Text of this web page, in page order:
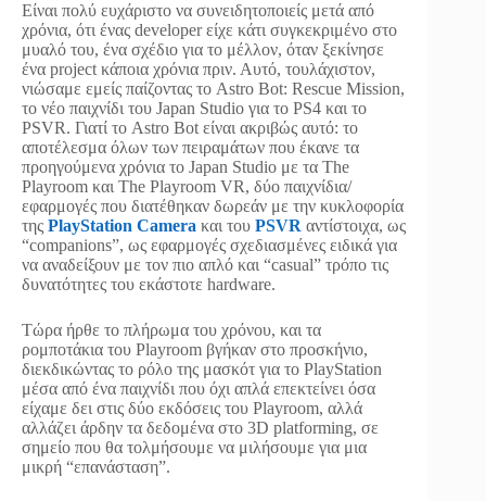
Είναι πολύ ευχάριστο να συνειδητοποιείς μετά από
χρόνια, ότι ένας developer είχε κάτι συγκεκριμένο στο
μυαλό του, ένα σχέδιο για το μέλλον, όταν ξεκίνησε
ένα project κάποια χρόνια πριν. Αυτό, τουλάχιστον,
νιώσαμε εμείς παίζοντας το Astro Bot: Rescue Mission,
το νέο παιχνίδι του Japan Studio για το PS4 και το
PSVR. Γιατί το Astro Bot είναι ακριβώς αυτό: το
αποτέλεσμα όλων των πειραμάτων που έκανε τα
προηγούμενα χρόνια το Japan Studio με τα The
Playroom και The Playroom VR, δύο παιχνίδια/
εφαρμογές που διατέθηκαν δωρεάν με την κυκλοφορία
της PlayStation Camera και του PSVR αντίστοιχα, ως
“companions”, ως εφαρμογές σχεδιασμένες ειδικά για
να αναδείξουν με τον πιο απλό και “casual” τρόπο τις
δυνατότητες του εκάστοτε hardware.
Τώρα ήρθε το πλήρωμα του χρόνου, και τα
ρομποτάκια του Playroom βγήκαν στο προσκήνιο,
διεκδικώντας το ρόλο της μασκότ για το PlayStation
μέσα από ένα παιχνίδι που όχι απλά επεκτείνει όσα
είχαμε δει στις δύο εκδόσεις του Playroom, αλλά
αλλάζει άρδην τα δεδομένα στο 3D platforming, σε
σημείο που θα τολμήσουμε να μιλήσουμε για μια
μικρή “επανάσταση”.